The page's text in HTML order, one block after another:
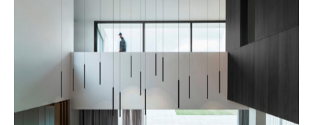
Contatto